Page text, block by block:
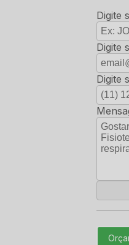
Digite
Digite
Digite